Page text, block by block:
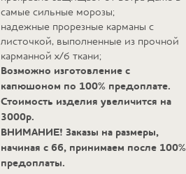
самые сильные морозы;
надежные прорезные карманы с
листочкой, выполненные из прочной
карманной х/б ткани;
Возможно изготовление с
капюшоном по 100% предоплате.
Стоимость изделия увеличится на
3000р.
ВНИМАНИЕ! Заказы на размеры,
начиная с 66, принимаем после 100%
предоплаты.